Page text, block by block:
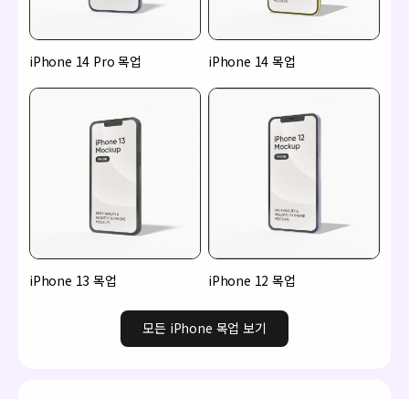
iPhone 14 Pro 목업 iPhone 14 목업
iPhone 13 목업 iPhone 12 목업
모든 iPhone 목업 보기